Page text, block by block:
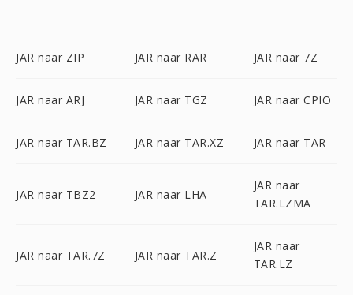
JAR naar ZIP JAR naar RAR JAR naar 7Z
JAR naar ARJ JAR naar TGZ JAR naar CPIO
JAR naar TAR.BZ JAR naar TAR.XZ JAR naar TAR
JAR naar TBZ2 JAR naar LHA
JAR naar
TAR.LZMA
JAR naar TAR.7Z JAR naar TAR.Z
JAR naar
TAR.LZ